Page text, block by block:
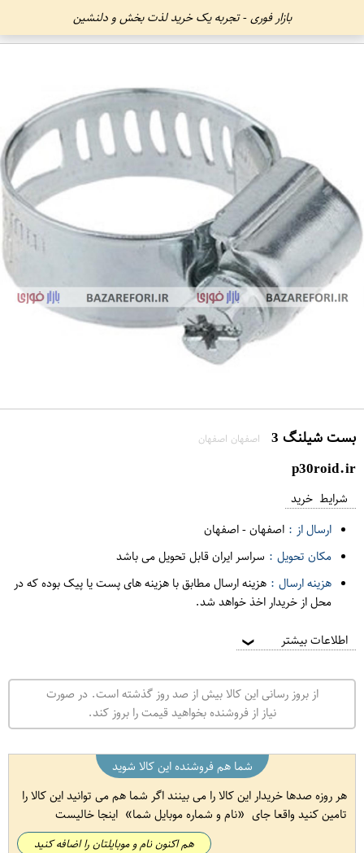
بازار فوری - تجربه یک خرید لذت بخش و دلنشین
بست شیلنگ 3 اصفهان اصفهان
p30roid.ir
شرایط خرید
ارسال از : اصفهان-اصفهان
مکان تحویل : سراسر ایران قابل تحویل می باشد
هزینه ارسال : هزینه ارسال مطابق با هزینه های پست یا پیک بوده که در
محل از خریدار اخذ خواهد شد.
اطلاعات بیشتر ❯
از بروز رسانی این کالا بیش از صد روز گذشته است. در صورت
نیاز از فروشنده بخواهید قیمت را بروز کند.
شما هم فروشنده این کالا شوید
هر روزه صدها خریدار این کالا را می بینند اگر شما هم می توانید این کالا را
تامین کنید واقعا جای
نام و شماره موبایل شما اینجا خالیست
هم اکنون نام و موبایلتان را اضافه کنید